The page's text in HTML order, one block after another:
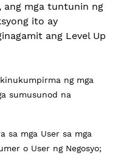
ang mga tuntunin ng
ito ay
ang Level Up
ng mga
sumusunod na
sa mga User sa mga
o User ng Negosyo;